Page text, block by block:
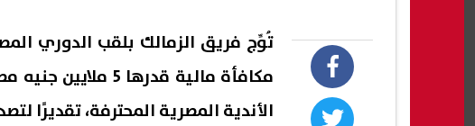
مكافأة مالية
الأندية المصرية المحترفة، تقديرًا